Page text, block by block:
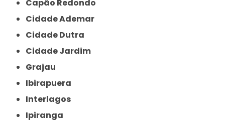
Capão Redondo
Cidade Ademar
Cidade Dutra
Cidade Jardim
Grajau
Ibirapuera
Interlagos
Ipiranga